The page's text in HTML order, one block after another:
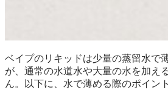
ベイプのリキッドは少量の蒸留水で
が、通常の水道水や大量の水を加え
ん。以下に、水で薄める際のポイン